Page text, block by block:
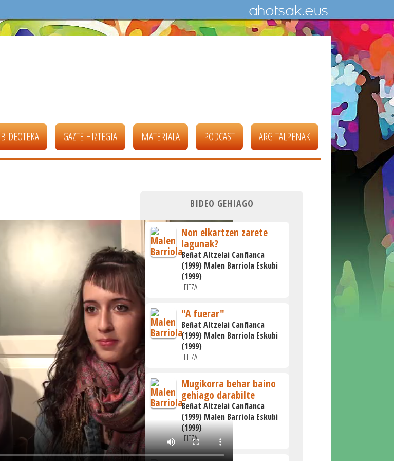
BIDEOTEKA GAZTE HIZTEGIA MATERIALA PODCAST ARGITALPENAK
BIDEO GEHIAGO
Non elkartzen zarete
lagunak?
Beñat Altzelai Canflanca
(1999) Malen Barriola Eskubi
(1999)
LEITZA
"A fuerar"
Beñat Altzelai Canflanca
(1999) Malen Barriola Eskubi
(1999)
LEITZA
Mugikorra behar baino
gehiago darabilte
Beñat Altzelai Canflanca
(1999) Malen Barriola Eskubi
(1999)
LEITZA